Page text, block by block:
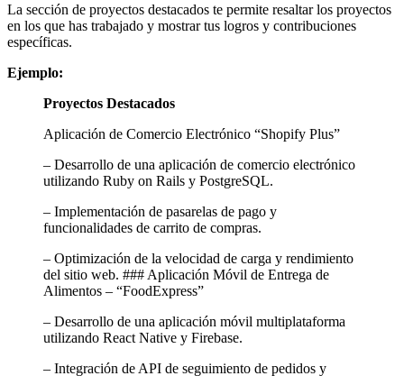
La sección de proyectos destacados te permite resaltar los proyectos
en los que has trabajado y mostrar tus logros y contribuciones
específicas.
Ejemplo:
Proyectos Destacados
Aplicación de Comercio Electrónico “Shopify Plus”
– Desarrollo de una aplicación de comercio electrónico
utilizando Ruby on Rails y PostgreSQL.
– Implementación de pasarelas de pago y
funcionalidades de carrito de compras.
– Optimización de la velocidad de carga y rendimiento
del sitio web. ### Aplicación Móvil de Entrega de
Alimentos – “FoodExpress”
– Desarrollo de una aplicación móvil multiplataforma
utilizando React Native y Firebase.
– Integración de API de seguimiento de pedidos y